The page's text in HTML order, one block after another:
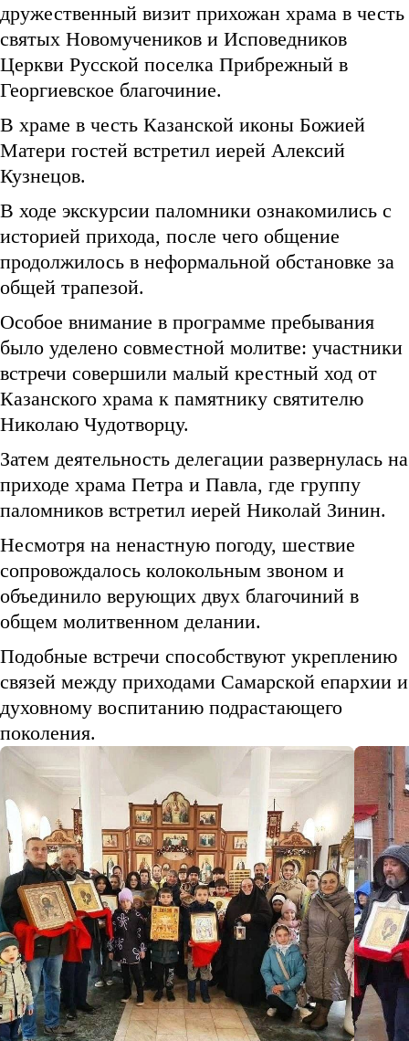
дружественный визит прихожан храма в честь
святых Новомучеников и Исповедников
Церкви Русской поселка Прибрежный в
Георгиевское благочиние.
В храме в честь Казанской иконы Божией
Матери гостей встретил иерей Алексий
Кузнецов.
В ходе экскурсии паломники ознакомились с
историей прихода, после чего общение
продолжилось в неформальной обстановке за
общей трапезой.
Особое внимание в программе пребывания
было уделено совместной молитве: участники
встречи совершили малый крестный ход от
Казанского храма к памятнику святителю
Николаю Чудотворцу.
Затем деятельность делегации развернулась на
приходе храма Петра и Павла, где группу
паломников встретил иерей Николай Зинин.
Несмотря на ненастную погоду, шествие
сопровождалось колокольным звоном и
объединило верующих двух благочиний в
общем молитвенном делании.
Подобные встречи способствуют укреплению
связей между приходами Самарской епархии и
духовному воспитанию подрастающего
поколения.